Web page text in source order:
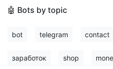
🤖 Bots by topic
bot telegram contact
заработок shop